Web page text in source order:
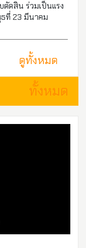
ตัดสิน ร่วมเป็นแรง
ธที่ 23 มีนาคม
ดูทั้งหมด
ทั้งหมด